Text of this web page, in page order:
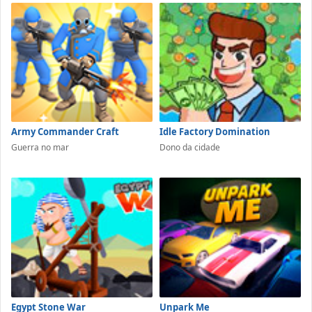
Army Commander Craft
Guerra no mar
Idle Factory Domination
Dono da cidade
Egypt Stone War Unpark Me